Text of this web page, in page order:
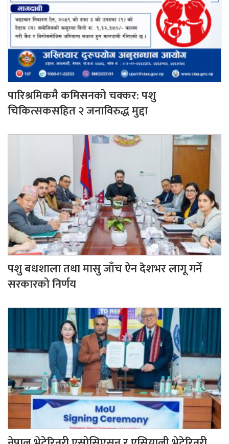
पारिश्रमिकमै कमिसनको चक्कर: पशु
चिकित्सकसहित २ जनाविरुद्ध मुद्दा
पशु बधशाला तथा मासु जाँच ऐन देशभर लागू गर्ने
सरकारको निर्णय